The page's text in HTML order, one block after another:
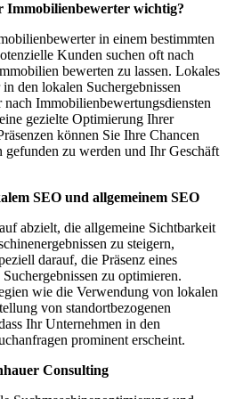
Immobilienbewerter wichtig?
in einem bestimmten
Kunden suchen oft nach
bewerten zu lassen. Lokales
den lokalen Suchergebnissen
Immobilienbewertungsdiensten
gezielte Optimierung Ihrer
können Sie Ihre Chancen
zu werden und Ihr Geschäft
SEO und allgemeinem SEO
abzielt, die allgemeine Sichtbarkeit
zu steigern,
darauf, die Präsenz eines
zu optimieren.
wie die Verwendung von lokalen
von standortbezogenen
Ihr Unternehmen in den
prominent erscheint.
Consulting